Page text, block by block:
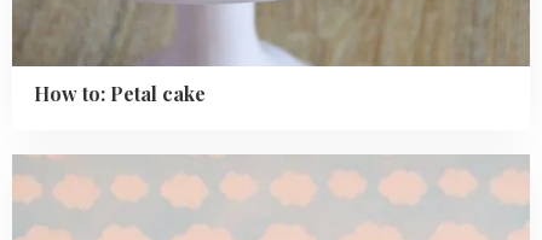
How to: Petal cake
more
about